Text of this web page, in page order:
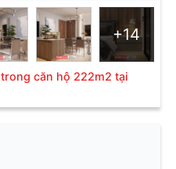
+14
căn hộ 222m2 tại